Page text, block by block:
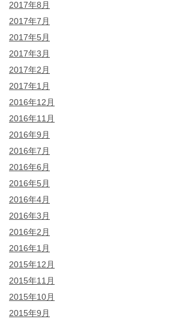
2017年8月
2017年7月
2017年5月
2017年3月
2017年2月
2017年1月
2016年12月
2016年11月
2016年9月
2016年7月
2016年6月
2016年5月
2016年4月
2016年3月
2016年2月
2016年1月
2015年12月
2015年11月
2015年10月
2015年9月